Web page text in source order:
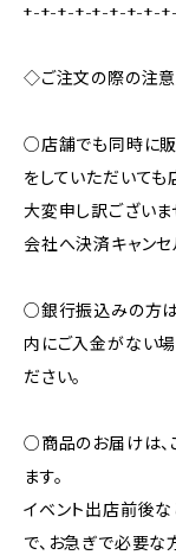
+-+-+-+-+-+-+-+-
◇ご注文の際の注
○店舗でも同時に販
をしていただいても
大変申し訳ござい
会社へ決済キャンセ
○銀行振込みの方
内にご入金がない
ださい。
○商品のお届けは、
ます。
イベント出店前後な
で、お急ぎで必要な